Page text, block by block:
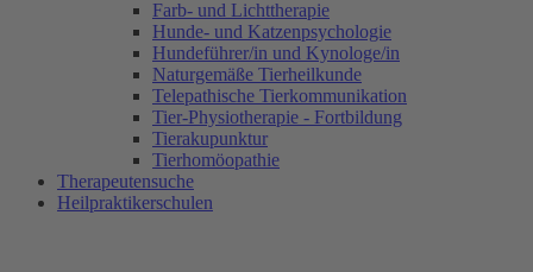
Farb- und Lichttherapie
Hunde- und Katzenpsychologie
Hundeführer/in und Kynologe/in
Naturgemäße Tierheilkunde
Telepathische Tierkommunikation
Tier-Physiotherapie - Fortbildung
Tierakupunktur
Tierhomöopathie
Therapeutensuche
Heilpraktikerschulen